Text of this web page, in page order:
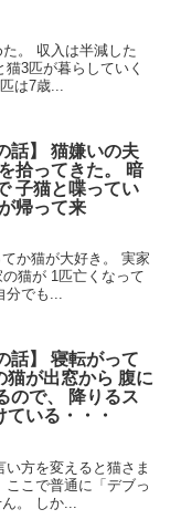
。 収入は半減した
3匹が暮らしていく
は7歳...
話】 猫嫌いの夫
拾ってきた。 暗
子猫と喋ってい
帰って来
か猫が大好き。 実家
猫が 1匹亡くなって
分でも...
話】 寝転がって
猫が出窓から 腹に
ので、 降りるス
いる・・・
方を変えると猫さま
こで普通に「デブっ
。 しか...